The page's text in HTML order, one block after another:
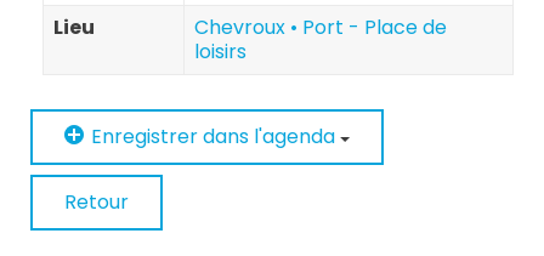
Lieu
Chevroux • Port - Place de
loisirs
Enregistrer dans l'agenda
Retour